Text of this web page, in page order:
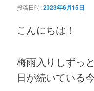
投稿日時:2023年6月15日
こんにちは！
梅雨入りしずっ
日が続いている